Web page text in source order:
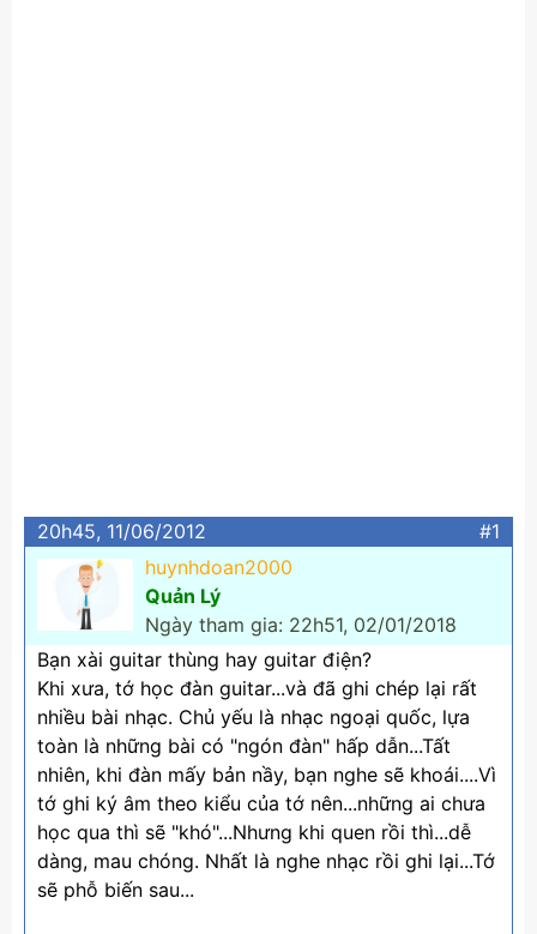
20h45, 11/06/2012
#1
huynhdoan2000
Quản Lý
Ngày tham gia: 22h51, 02/01/2018
Bạn xài guitar thùng hay guitar điện?
Khi xưa, tớ học đàn guitar...và đã ghi chép lại rất
nhiều bài nhạc. Chủ yếu là nhạc ngoại quốc, lựa
toàn là những bài có "ngón đàn" hấp dẫn...Tất
nhiên, khi đàn mấy bản nầy, bạn nghe sẽ khoái....Vì
tớ ghi ký âm theo kiểu của tớ nên...những ai chưa
học qua thì sẽ "khó"...Nhưng khi quen rồi thì...dễ
dàng, mau chóng. Nhất là nghe nhạc rồi ghi lại...Tớ
sẽ phỗ biến sau...